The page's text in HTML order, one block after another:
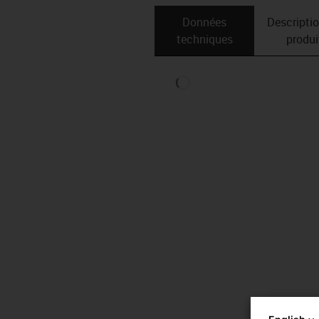
Données
techniques